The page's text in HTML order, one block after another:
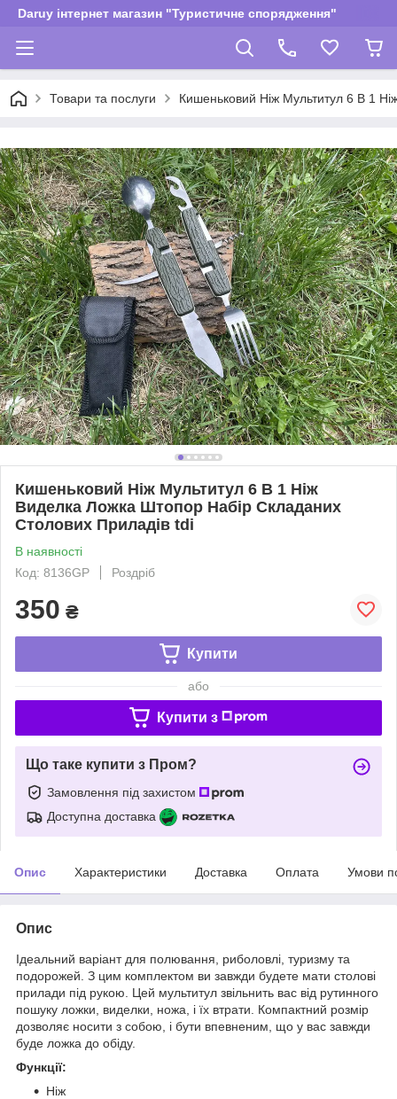
Daruy інтернет магазин "Туристичне спорядження"
Товари та послуги Кишеньковий Ніж Мультитул 6 В 1
Кишеньковий Ніж Мультитул 6 В 1 Ніж
Виделка Ложка Штопор Набір Складаних
Столових Приладів tdi
В наявності
Код: 8136GP
Роздріб
350 ₴
Купити
або
Купити з
Що таке купити з Пром?
Замовлення під захистом
Доступна доставка
Опис Характеристики Доставка Оплата Умови
Опис
Ідеальний варіант для полювання, риболовлі, туризму та
подорожей. З цим комплектом ви завжди будете мати столові
прилади під рукою. Цей мультитул звільнить вас від рутинного
пошуку ложки, виделки, ножа, і їх втрати. Компактний розмір
дозволяє носити з собою, і бути впевненим, що у вас завжди
буде ложка до обіду.
Функції:
Ніж